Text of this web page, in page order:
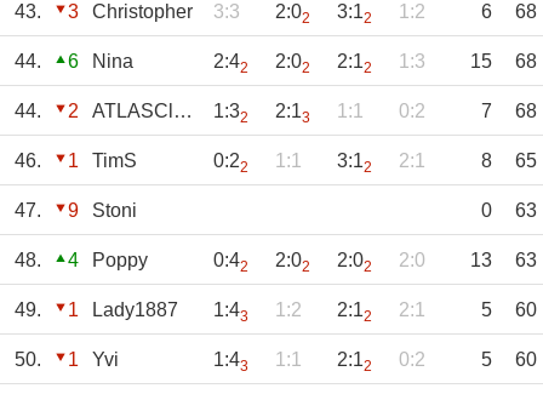
43. 3 Christopher 3:3 2:02 3:12 1:2 6 68
44. 6 Nina 2:42 2:02 2:12 1:3 15 68
44. 2 ATLASClaus 1:32 2:13 1:1 0:2 7 68
46. 1 TimS 0:22 1:1 3:12 2:1 8 65
47. 9 Stoni 0 63
48. 4 Poppy 0:42 2:02 2:02 2:0 13 63
49. 1 Lady1887 1:43 1:2 2:12 2:1 5 60
50. 1 Yvi 1:43 1:1 2:12 0:2 5 60